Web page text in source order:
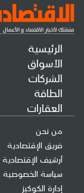
الرئيسية
الأسواق
الشركات
الطاقة
العقارات
من نحن
فريق الإقتصادية
أرشيف الإقتصادية
سياسة الخصوصية
إدارة الكوكيز